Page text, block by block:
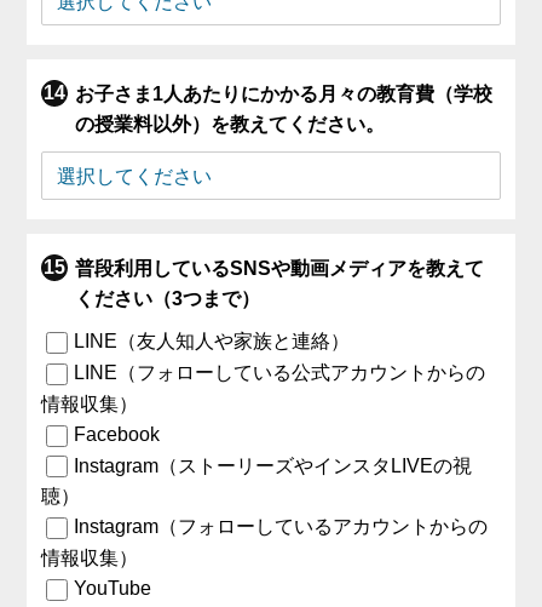
お子さま1人あたりにかかる月々の教育費（学校
の授業料以外）を教えてください。
普段利用しているSNSや動画メディアを教えて
ください（3つまで）
LINE（友人知人や家族と連絡）
LINE（フォローしている公式アカウントからの
情報収集）
Facebook
Instagram（ストーリーズやインスタLIVEの視
聴）
Instagram（フォローしているアカウントからの
情報収集）
YouTube